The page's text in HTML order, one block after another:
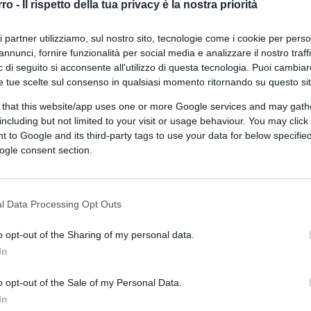
- Il rispetto della tua privacy è la nostra priorità
partner utilizziamo, sul nostro sito, tecnologie come i cookie per
fornire funzionalità per social media e analizzare il nostro
di seguito si acconsente all'utilizzo di questa tecnologia. Puoi
tue scelte sul consenso in qualsiasi momento ritornando su questo
that this website/app uses one or more Google services and may
but not limited to your visit or usage behaviour. You may
to Google and its third-party tags to use your data for below
consent section.
Data Processing Opt Outs
opt-out of the Sharing of my personal data.
opt-out of the Sale of my Personal Data.
tramite Canva.com
per monsieur Macron
i transalpini e il loro presidente. In una
violente rivolte delle banlieu andate in
Nahel, si sono tenuti i consueti